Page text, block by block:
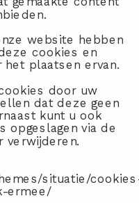
website hebben
cookies en
het plaatsen ervan.
door uw
dat deze geen
kunt u ook
opgeslagen via de
verwijderen.
situatie/
ermee/